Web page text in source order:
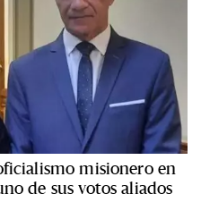
misionero en
de sus votos aliados